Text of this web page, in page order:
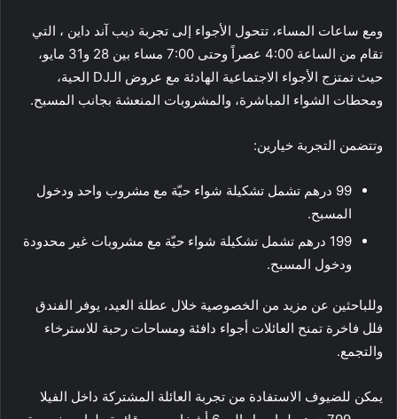
ومع ساعات المساء، تتحول الأجواء إلى تجربة ديب آند داين ، التي
تقام من الساعة 4:00 عصراً وحتى 7:00 مساء بين 28 و31 مايو،
حيث تمتزج الأجواء الاجتماعية الهادئة مع عروض الـDJ الحية،
ومحطات الشواء المباشرة، والمشروبات المنعشة بجانب المسبح.
وتتضمن التجربة خيارين:
99 درهم تشمل تشكيلة شواء حيّة مع مشروب واحد ودخول
المسبح.
199 درهم تشمل تشكيلة شواء حيّة مع مشروبات غير محدودة
ودخول المسبح.
وللباحثين عن مزيد من الخصوصية خلال عطلة العيد، يوفر الفندق
فلل فاخرة تمنح العائلات أجواء دافئة ومساحات رحبة للاسترخاء
والتجمع.
يمكن للضيوف الاستفادة من تجربة العائلة المشتركة داخل الفيلا